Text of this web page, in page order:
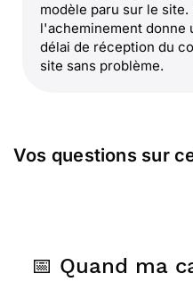
modèle paru sur le site.
l'acheminement donne
délai de réception du
site sans problème.
Vos questions sur
📅 Quand ma